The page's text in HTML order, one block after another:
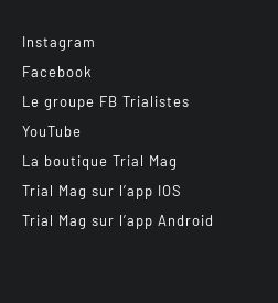
Instagram
Facebook
Le groupe FB Trialistes
YouTube
La boutique Trial Mag
Trial Mag sur l’app IOS
Trial Mag sur l’app Android